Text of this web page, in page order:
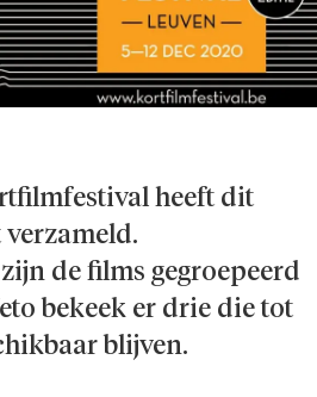
heeft dit
de films gegroepeerd
bekeek er drie die tot
blijven.